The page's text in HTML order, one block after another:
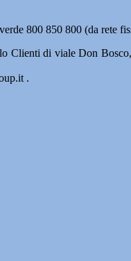
800 850 800 (da rete
Clienti di viale Don
.